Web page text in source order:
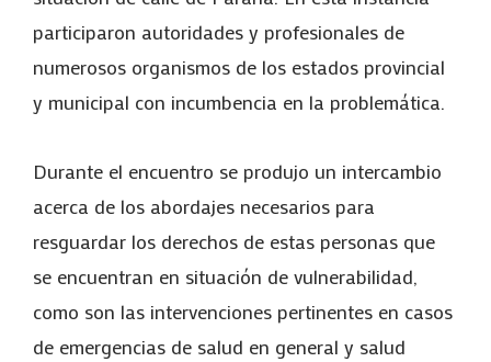
participaron autoridades y profesionales de
numerosos organismos de los estados provincial
y municipal con incumbencia en la problemática.
Durante el encuentro se produjo un intercambio
acerca de los abordajes necesarios para
resguardar los derechos de estas personas que
se encuentran en situación de vulnerabilidad,
como son las intervenciones pertinentes en casos
de emergencias de salud en general y salud